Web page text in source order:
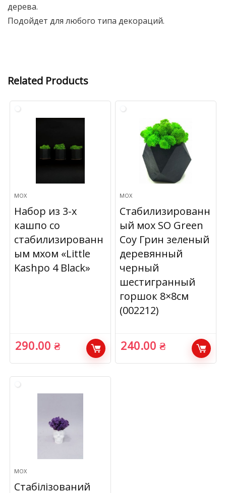
дерева.
Подойдет для любого типа декораций.
Related Products
МОХ
Набор из 3-х
кашпо со
стабилизированн
ым мхом «Little
Kashpo 4 Black»
290.00₴
МОХ
Стабилизированн
ый мох SO Green
Соу Грин зеленый
деревянный
черный
шестигранный
горшок 8×8см
(002212)
240.00₴
МОХ
Стабілізований